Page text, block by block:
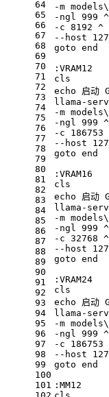
64
65
66
67
68
69
70
71
72
73
74
75
76
77
78
79
80
81
82
83
84
85
86
87
88
89
90
91
92
93
94
95
96
97
98
99
100
101
-m
-ngl 999 ^
-c 8192 ^
--host
goto end
:VRAM12
cls
echo 启动
llama-
-m
-ngl 999 ^
-c 186753
--host
goto end
:VRAM16
cls
echo 启动
llama-
-m
-ngl 999 ^
-c 32768 ^
--host
goto end
:VRAM24
cls
echo 启动
llama-
-m
-ngl 999 ^
-c 186753
--host
goto end
:MM12